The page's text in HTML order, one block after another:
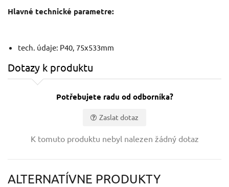
Hlavné technické parametre:
tech. údaje: P40, 75x533mm
Dotazy k produktu
Potřebujete radu od odborníka?
Zaslat dotaz
K tomuto produktu nebyl nalezen žádný dotaz
ALTERNATÍVNE PRODUKTY